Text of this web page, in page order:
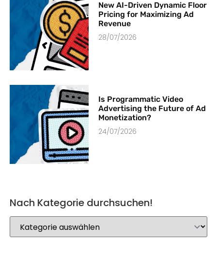
New AI-Driven Dynamic Floor
Pricing for Maximizing Ad
Revenue
28/07/2026
Is Programmatic Video
Advertising the Future of Ad
Monetization?
24/07/2026
Nach Kategorie durchsuchen!